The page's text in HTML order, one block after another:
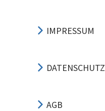
IMPRESSUM
DATENSCHUTZ
AGB